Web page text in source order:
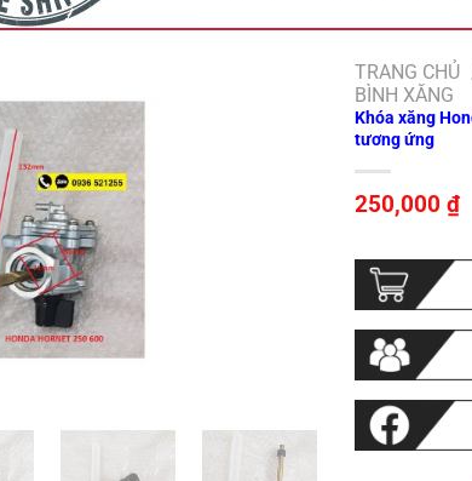
TRANG CHỦ
BÌNH XĂNG
Khóa xăng
tương ứng
250,000₫